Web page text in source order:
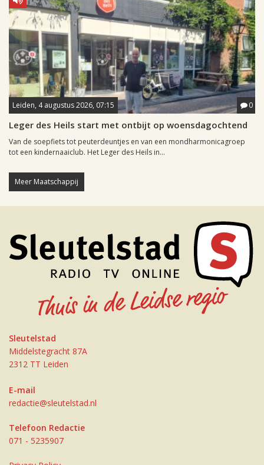
Leiden, 4 augustus 2026, 07:15 0
Leger des Heils start met ontbijt op woensdagochtend
Van de soepfiets tot peuterdeuntjes en van een mondharmonicagroep
tot een kindernaaiclub. Het Leger des Heils in...
Meer Maatschappij
Sleutelstad
Middelstegracht 87A
2312 TT Leiden
E-mail
redactie@sleutelstad.nl
Telefoon Redactie
071 - 5235907